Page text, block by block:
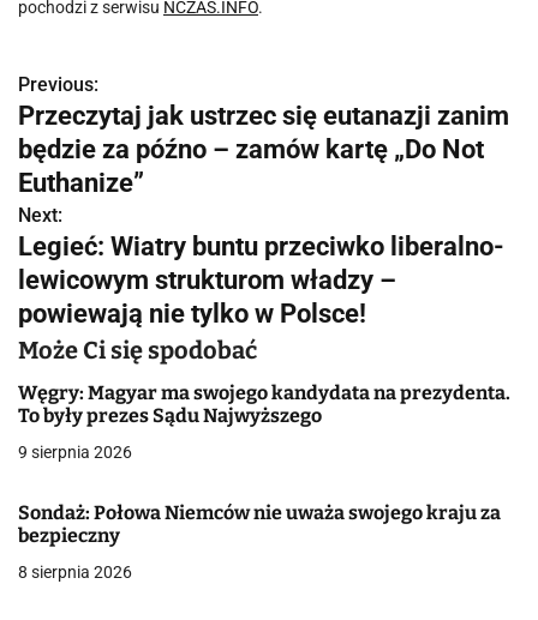
pochodzi z serwisu NCZAS.INFO.
N
a
w
i
g
a
c
j
a
w
p
Previous:
Przeczytaj jak ustrzec się eutanazji zanim
będzie za późno – zamów kartę „Do Not
Euthanize”
Next:
Legieć: Wiatry buntu przeciwko liberalno-
lewicowym strukturom władzy –
powiewają nie tylko w Polsce!
Może Ci się spodobać
Węgry: Magyar ma swojego kandydata na prezydenta.
To były prezes Sądu Najwyższego
9 sierpnia 2026
Sondaż: Połowa Niemców nie uważa swojego kraju za
bezpieczny
8 sierpnia 2026